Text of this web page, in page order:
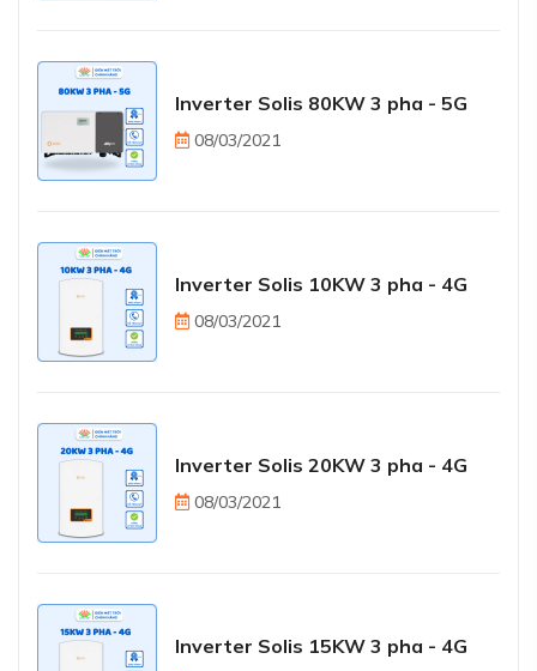
Inverter Solis 80KW 3 pha - 5G
08/03/2021
Inverter Solis 10KW 3 pha - 4G
08/03/2021
Inverter Solis 20KW 3 pha - 4G
08/03/2021
Inverter Solis 15KW 3 pha - 4G